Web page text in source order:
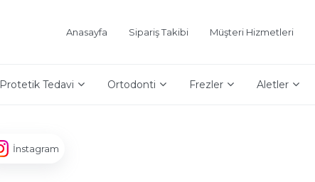
Anasayfa Sipariş Takibi Müşteri Hizmetleri
Protetik Tedavi Ortodonti Frezler Aletler
İnstagram